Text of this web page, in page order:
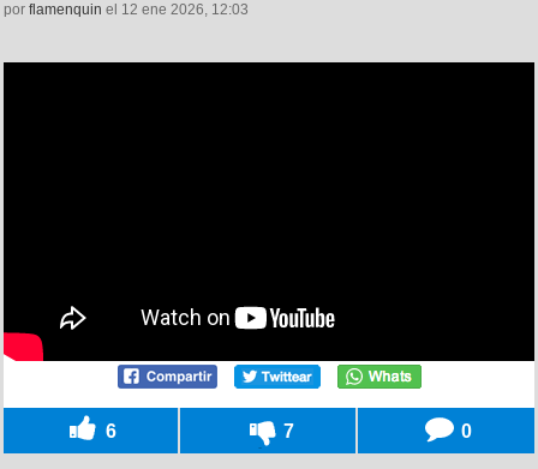
por flamenquin el 12 ene 2026, 12:03
6 7 0